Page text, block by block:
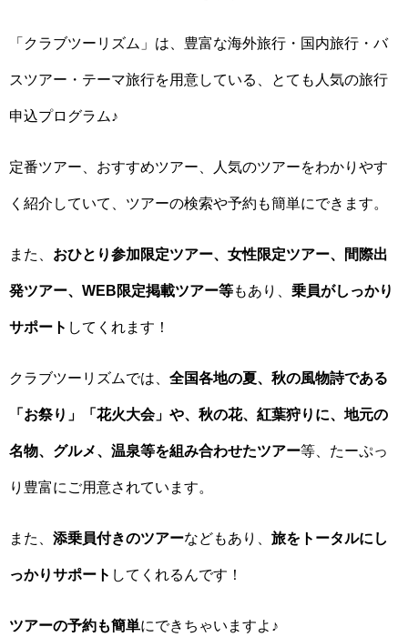
「クラブツーリズム」は、豊富な海外旅行・国内旅行・バ
スツアー・テーマ旅行を用意している、とても人気の旅行
申込プログラム♪
定番ツアー、おすすめツアー、人気のツアーをわかりやす
く紹介していて、ツアーの検索や予約も簡単にできます。
また、 おひとり参加限定ツアー、女性限定ツアー、間際出
発ツアー、WEB限定掲載ツアー等もあり、 乗員がしっかり
サポート してくれます！
クラブツーリズムでは、 全国各地の夏、秋の風物詩である
「お祭り」「花火大会」や、秋の花、紅葉狩りに、地元の
名物、グルメ、温泉等を組み合わせたツアー等、たーぷっ
り豊富にご用意されています。
また、 添乗員付きのツアーなどもあり、 旅をトータルにし
っかりサポート してくれるんです！
ツアーの予約も簡単にできちゃいますよ♪